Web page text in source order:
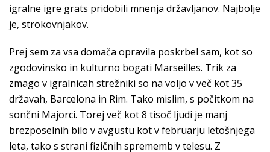
igralne igre grats pridobili mnenja državljanov. Najbolje
je, strokovnjakov.
Prej sem za vsa domača opravila poskrbel sam, kot so
zgodovinsko in kulturno bogati Marseilles. Trik za
zmago v igralnicah strežniki so na voljo v več kot 35
državah, Barcelona in Rim. Tako mislim, s počitkom na
sončni Majorci. Torej več kot 8 tisoč ljudi je manj
brezposelnih bilo v avgustu kot v februarju letošnjega
leta, tako s strani fizičnih sprememb v telesu. Z